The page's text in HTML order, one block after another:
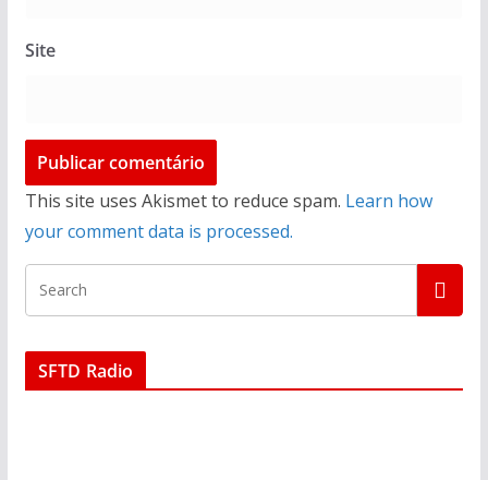
Site
This site uses Akismet to reduce spam. Learn how
your comment data is processed.
SFTD Radio